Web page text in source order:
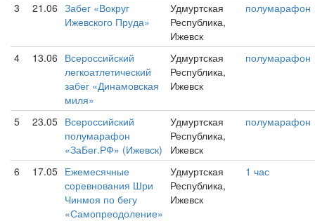
3 21.06 Забег «Вокруг
Ижевского Пруда»
Удмуртская
Республика,
Ижевск
полумарафон
4 13.06 Всероссийский
легкоатлетический
забег «Динамовская
миля»
Удмуртская
Республика,
Ижевск
полумарафон
5 23.05 Всероссийский
полумарафон
«ЗаБег.РФ» (Ижевск)
Удмуртская
Республика,
Ижевск
полумарафон
6 17.05 Ежемесячные
соревнования Шри
Чинмоя по бегу
«Самопреодоление»
Удмуртская
Республика,
Ижевск
1 час